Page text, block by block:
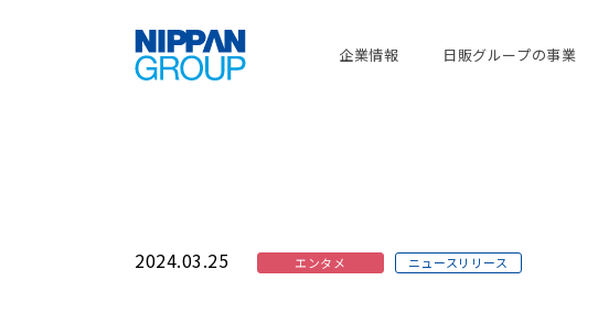
企業情報 日販グループの事業
2024.03.25 エンタメ ニュースリリース